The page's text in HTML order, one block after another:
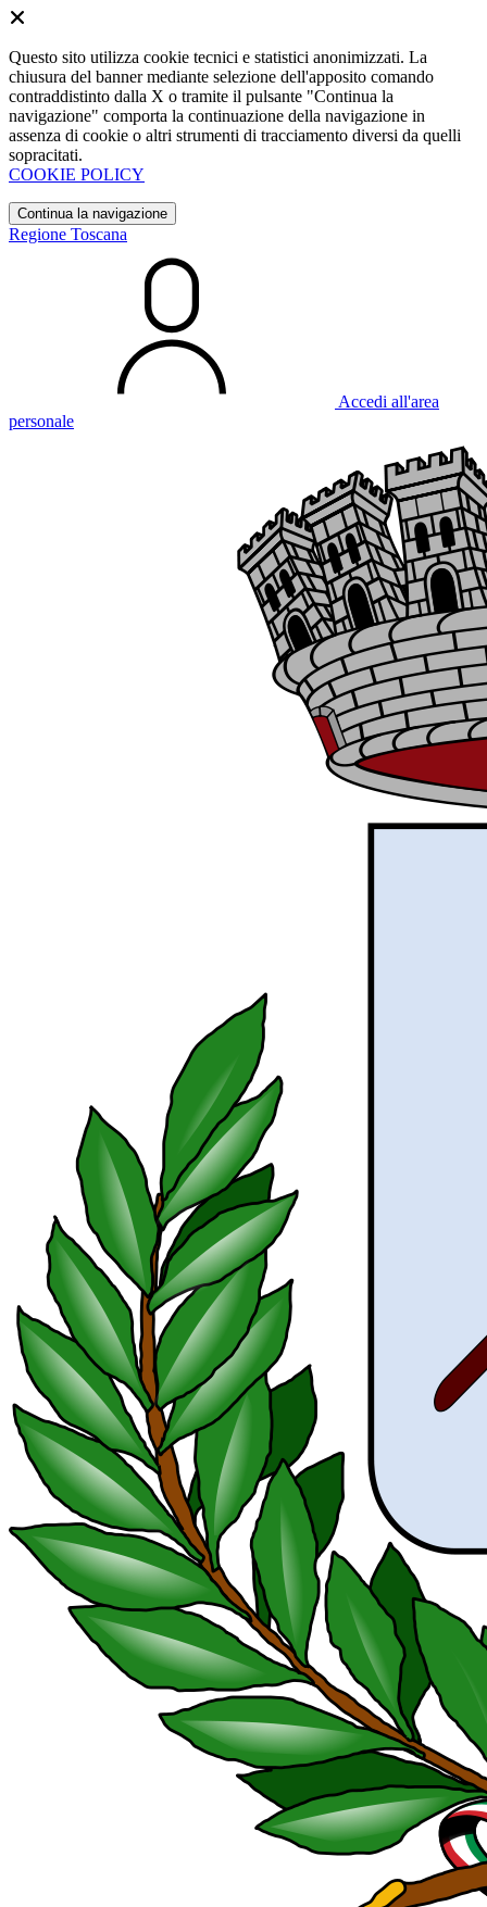
Questo sito utilizza cookie tecnici e statistici anonimizzati. La
chiusura del banner mediante selezione dell'apposito comando
contraddistinto dalla X o tramite il pulsante "Continua la
navigazione" comporta la continuazione della navigazione in
assenza di cookie o altri strumenti di tracciamento diversi da quelli
sopracitati.
COOKIE POLICY
Continua la navigazione
Regione Toscana
Accedi all'area
personale